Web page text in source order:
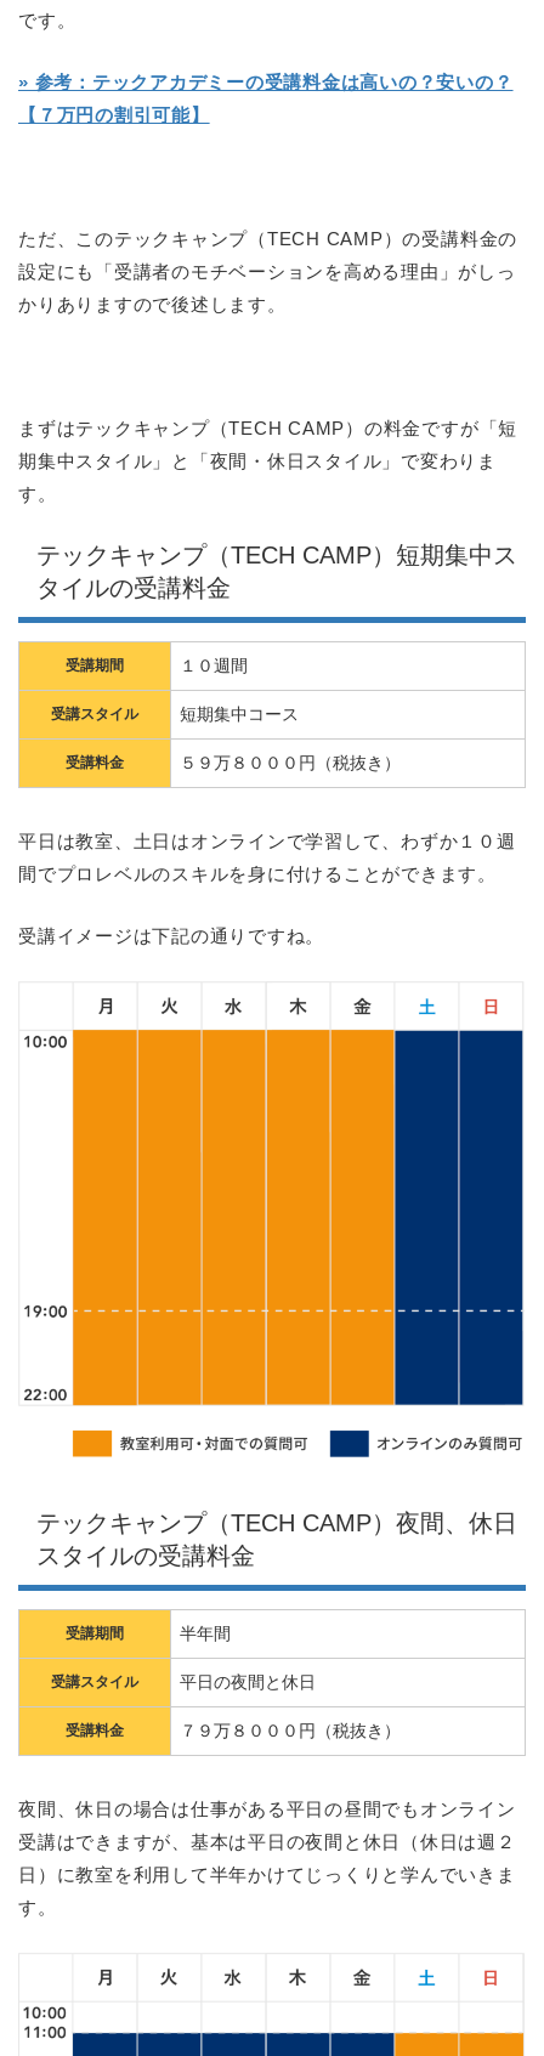
です。
» 参考：テックアカデミーの受講料金は高いの？安いの？
【７万円の割引可能】
ただ、このテックキャンプ（TECH CAMP）の受講料金の
設定にも「受講者のモチベーションを高める理由」がしっ
かりありますので後述します。
まずはテックキャンプ（TECH CAMP）の料金ですが「短
期集中スタイル」と「夜間・休日スタイル」で変わりま
す。
テックキャンプ（TECH CAMP）短期集中ス
タイルの受講料金
受講期間 １０週間
受講スタイル 短期集中コース
受講料金 ５９万８０００円（税抜き）
平日は教室、土日はオンラインで学習して、わずか１０週
間でプロレベルのスキルを身に付けることができます。
受講イメージは下記の通りですね。
テックキャンプ（TECH CAMP）夜間、休日
スタイルの受講料金
受講期間 半年間
受講スタイル 平日の夜間と休日
受講料金 ７９万８０００円（税抜き）
夜間、休日の場合は仕事がある平日の昼間でもオンライン
受講はできますが、基本は平日の夜間と休日（休日は週２
日）に教室を利用して半年かけてじっくりと学んでいきま
す。